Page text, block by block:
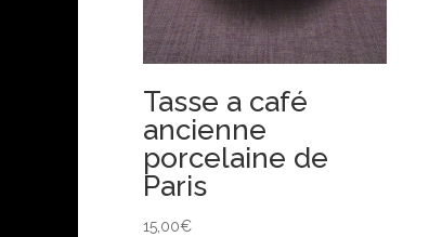
Tasse a café
ancienne
porcelaine de
Paris
15,00€